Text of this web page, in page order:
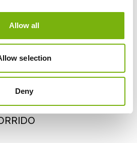
Allow all
selection
Deny
leer detenidamente los
puedas seleccionar un tour
16 años.
¡Reserva ahora y